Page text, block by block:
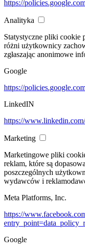
https://
Analityka
Statystyczne pliki cookie
różni użytkownicy
zgłaszając anonimowe
Google
https://
LinkedIN
https://
Marketing
Marketingowe pliki
reklam, które są
poszczególnych
wydawców i
Meta Platforms, Inc.
https://
Google